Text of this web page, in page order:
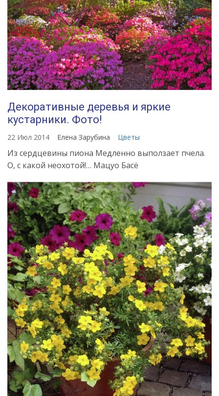
Декоративные деревья и яркие
кустарники. Фото!
22 Июл 2014 Елена Зарубина Цветы
Из сердцевины пиона Медленно выползает пчела.
О, с какой неохотой!… Мацуо Басё